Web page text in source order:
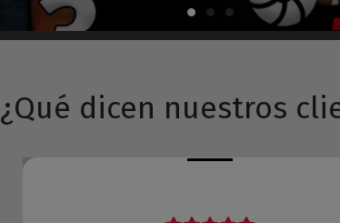
¿Qué dicen nuestros